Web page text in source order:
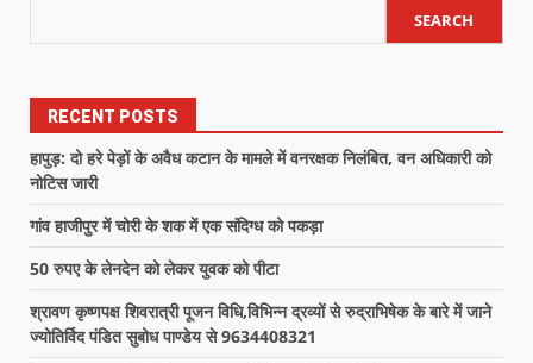
SEARCH
RECENT POSTS
हापुड़: दो हरे पेड़ों के अवैध कटान के मामले में वनरक्षक निलंबित, वन अधिकारी को
नोटिस जारी
गांव हाजीपुर में चोरी के शक में एक संदिग्ध को पकड़ा
50 रुपए के लेनदेन को लेकर युवक को पीटा
श्रावण कृष्णपक्ष शिवरात्री पूजन विधि,विभिन्न द्रव्यों से रुद्राभिषेक के बारे में जाने
ज्योतिर्विद पंडित सुबोध पाण्डेय से 9634408321